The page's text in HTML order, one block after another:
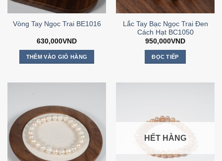
Vòng Tay Ngọc Trai BE1016
630,000VND
THÊM VÀO GIỎ HÀNG
Lắc Tay Bạc Ngọc Trai Đen
Cách Hạt BC1050
950,000VND
ĐỌC TIẾP
HẾT HÀNG